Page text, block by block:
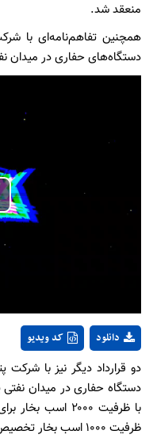
منعقد شد.
همچنین تفاهم‌نامه‌ای با
دستگاه‌های حفاری در میدان
کد ویدیو دانلود
دو قرارداد دیگر نیز با شرکت
دستگاه حفاری در میدان نفتی
با ظرفیت ۲۰۰۰
ظرفیت ۱۰۰۰ اسب بخار تخصیص یافته است.